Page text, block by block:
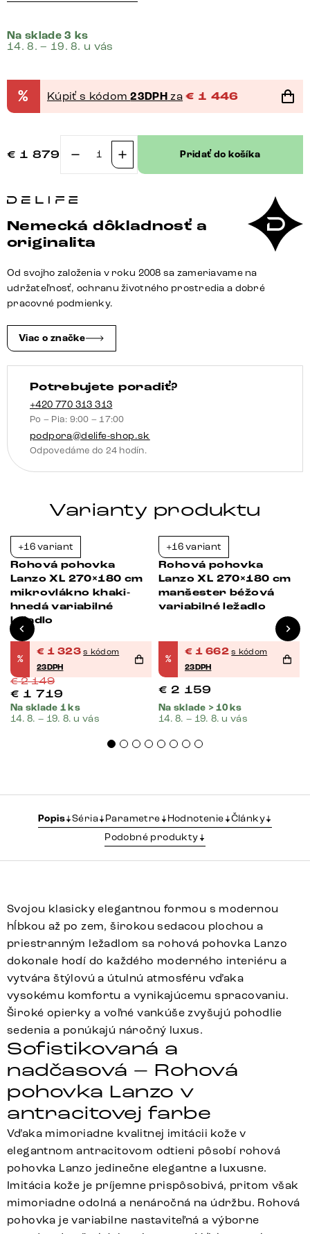
Na sklade 3 ks
14. 8. – 19. 8. u vás
% Kúpiť s kódom23DPH za € 1 446
€ 1 879
množstvo
pohovka
230x155
cm
imitácia
kože
vintage
variabilné
ležadlo
Pridať do košíka
Nemecká dôkladnosť a
originalita
Od svojho založenia v roku 2008 sa zameriavame na
udržateľnosť, ochranu životného prostredia a dobré
pracovné podmienky.
Viac o značke
Potrebujete poradiť?
+420 770 313 313
Po – Pia: 9:00 – 17:00
podpora@delife-shop.sk
Odpovedáme do 24 hodín.
Varianty produktu
+16 variant
Rohová pohovka
Lanzo XL 270×180 cm
mikrovlákno khaki-
hnedá variabilné
ležadlo
%
€ 1 323 s kódom
23DPH
€2 149
€ 1 719
Na sklade 1 ks
14. 8. – 19. 8. u vás
+16 variant
Rohová pohovka
Lanzo XL 270×180 cm
manšester béžová
variabilné ležadlo
%
€ 1 662 s kódom
23DPH
€ 2 159
Na sklade > 10 ks
14. 8. – 19. 8. u vás
Popis Séria Parametre Hodnotenie
Články
Podobné produkty
Svojou klasicky elegantnou formou s modernou
hĺbkou až po zem, širokou sedacou plochou a
priestranným ležadlom sa rohová pohovka Lanzo
dokonale hodí do každého moderného interiéru a
vytvára štýlovú a útulnú atmosféru vďaka
vysokému komfortu a vynikajúcemu spracovaniu.
Široké opierky a voľné vankúše zvyšujú pohodlie
sedenia a ponúkajú náročný luxus.
Sofistikovaná a
nadčasová – Rohová
pohovka Lanzo v
antracitovej farbe
Vďaka mimoriadne kvalitnej imitácii kože v
elegantnom antracitovom odtieni pôsobí rohová
pohovka Lanzo jedinečne elegantne a luxusne.
Imitácia kože je príjemne prispôsobivá, pritom však
mimoriadne odolná a nenáročná na údržbu. Rohová
pohovka je variabilne nastaviteľná a výborne